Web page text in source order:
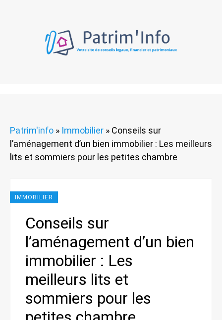
Patrim'info » Immobilier » Conseils sur
l’aménagement d’un bien immobilier : Les meilleurs
lits et sommiers pour les petites chambre
IMMOBILIER
Conseils sur
l’aménagement d’un bien
immobilier : Les
meilleurs lits et
sommiers pour les